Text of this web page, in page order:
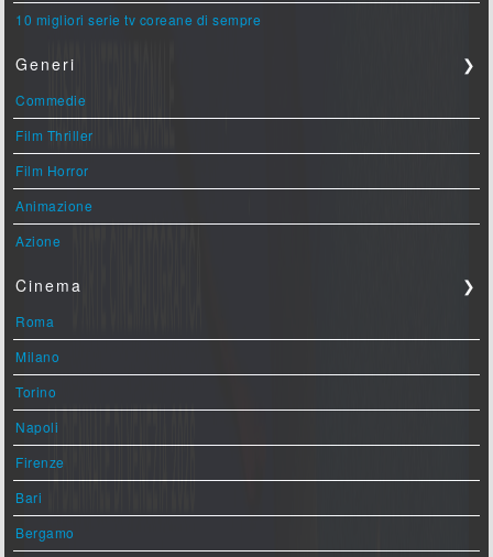
10 migliori serie tv coreane di sempre
Generi ❯
Commedie
Film Thriller
Film Horror
Animazione
Azione
Cinema ❯
Roma
Milano
Torino
Napoli
Firenze
Bari
Bergamo